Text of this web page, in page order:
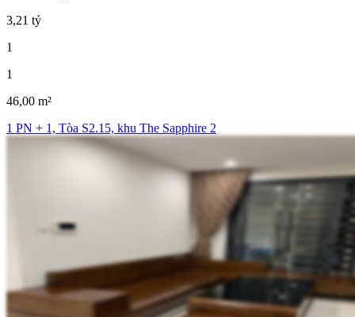
3,21 tỷ
1
1
46,00 m²
1 PN + 1, Tòa S2.15, khu The Sapphire 2